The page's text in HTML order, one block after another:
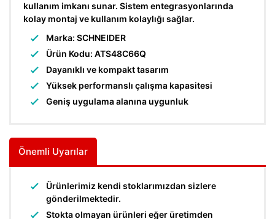
kullanım imkanı sunar. Sistem entegrasyonlarında
kolay montaj ve kullanım kolaylığı sağlar.
Marka: SCHNEIDER
Ürün Kodu: ATS48C66Q
Dayanıklı ve kompakt tasarım
Yüksek performanslı çalışma kapasitesi
Geniş uygulama alanına uygunluk
Önemli Uyarılar
Ürünlerimiz kendi stoklarımızdan sizlere
gönderilmektedir.
Stokta olmayan ürünleri eğer üretimden